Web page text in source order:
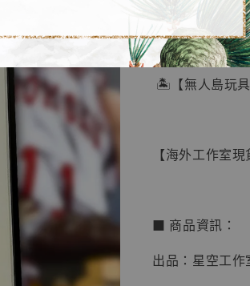
【店
系列
NT$ 4,280
加
🏝【無人島玩
【海外工作室
■ 商品資訊：
出品：星空工作